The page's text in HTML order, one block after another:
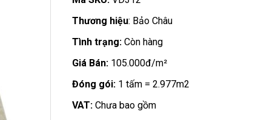
Thương hiệu: Bảo Châu
Tình trạng:Còn hàng
Giá Bán:105.000đ/m²
Đóng gói:1 tấm = 2.977m2
VAT:Chưa bao gồm